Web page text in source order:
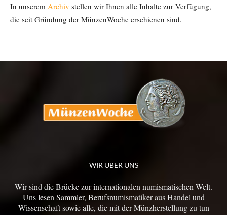
In unserem Archiv stellen wir Ihnen alle Inhalte zur Verfügung,
die seit Gründung der MünzenWoche erschienen sind.
WIR ÜBER UNS
Wir sind die Brücke zur internationalen numismatischen Welt.
Uns lesen Sammler, Berufsnumismatiker aus Handel und
Wissenschaft sowie alle, die mit der Münzherstellung zu tun